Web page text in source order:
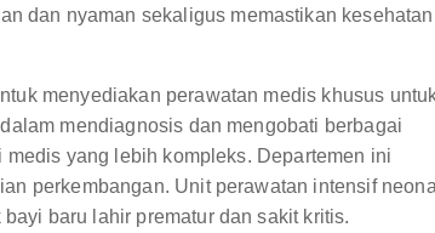
dan nyaman sekaligus memastikan kesehatan
menyediakan perawatan medis khusus
mendiagnosis dan mengobati berbagai
yang lebih kompleks. Departemen ini
perkembangan. Unit perawatan intensif
baru lahir prematur dan sakit kritis.